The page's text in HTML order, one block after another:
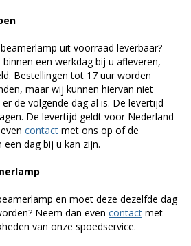
uit voorraad leverbaar?
een werkdag bij u afleveren,
Bestellingen tot 17 uur worden
maar wij kunnen hiervan niet
de volgende dag al is. De levertijd
De levertijd geldt voor Nederland
contact met ons op of de
dag bij u kan zijn.
en moet deze dezelfde dag
Neem dan even contact met
van onze spoedservice.